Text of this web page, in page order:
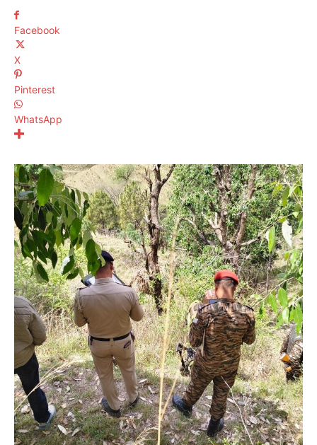
Facebook
X
Pinterest
WhatsApp